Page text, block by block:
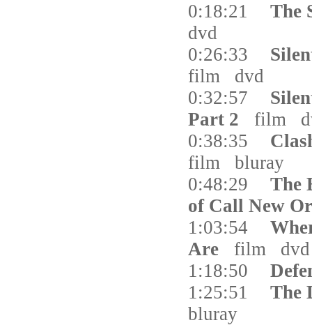
0:18:21
The
dvd
0:26:33
film
dvd
0:32:57
Part 2
film
0:38:35
film
bluray
0:48:29
The
of Call New
1:03:54
Are
film
dvd
1:18:50
1:25:51
The
bluray